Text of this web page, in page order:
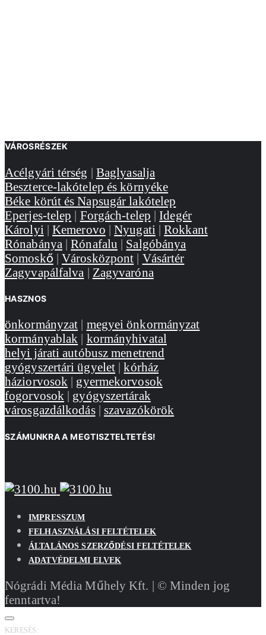
VÁROSRÉSZEK
Acélgyári térség | Baglyasalja
Beszterce-lakótelep és környéke
Béke körút és Napsugár lakótelep
Eperjes-telep | Forgách-telep |Idegér
Károlyi |Kemerovo |Nyugati |Rokkant
Rónabánya |Rónafalu | Salgóbánya
Somoskő |Városközpont | Vásártér
Zagyvapálfalva | Zagyvaróna
HASZNOS
önkormányzat | megyei önkormányzat
kormányablak | kormányhivatal
helyi járati autóbusz menetrend
gyógyszertári ügyelet |kórház
háziorvosok | gyermekorvosok
fogorvosok | gyógyszertárak
városgazdálkodás| szavazókörök
SZÁMUNKRA A MEGTISZTELTETÉS!
IMPRESSZUM
FELHASZNÁLÁSI FELTÉTELEK
ÁLTALÁNOS SZERZŐDÉSI FELTÉTELEK
ADATVÉDELMI ELVEK
Nógrádi Média Műhely Kft. | © Minden jog
fenntartva!
KERESÉS: